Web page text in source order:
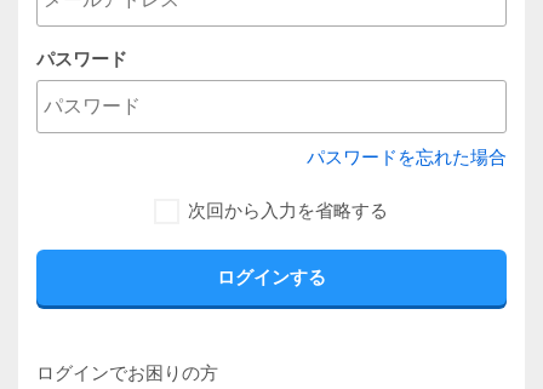
パスワード
パスワードを忘れた場合
次回から入力を省略する
ログインでお困りの方